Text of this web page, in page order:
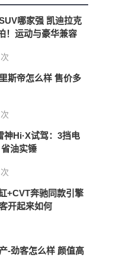
哪家强 凯迪拉克
！运动与豪华兼容
斯帝怎么样 售价多
神Hi·X试驾：3挡电
油实锤
+CVT奔驰同款引擎
开起来如何
-劲客怎么样 颜值高